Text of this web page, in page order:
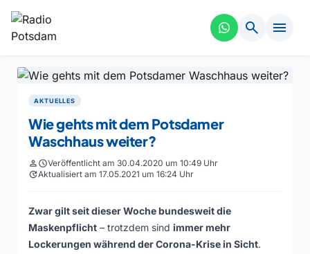
search menu
AKTUELLES
Wie gehts mit dem Potsdamer
Waschhaus weiter?
personscheduleVeröffentlicht am 30.04.2020 um 10:49 Uhr
updateAktualisiert am 17.05.2021 um 16:24 Uhr
Zwar gilt seit dieser Woche bundesweit die
Maskenpflicht – trotzdem sind immer mehr
Lockerungen während der Corona-Krise in Sicht.